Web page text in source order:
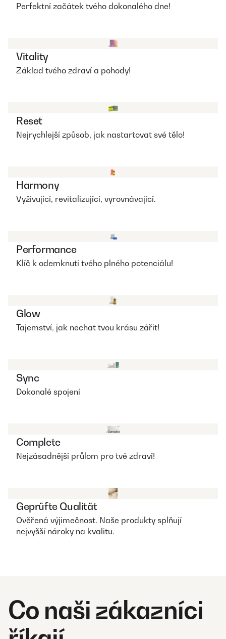
Perfektní začátek tvého dokonalého dne!
Vitality
Základ tvého zdraví a pohody!
Reset
Nejrychlejší způsob, jak nastartovat své tělo!
Harmony
Vyživující, revitalizující, vyrovnávající.
Performance
Klíč k odemknutí tvého plného potenciálu!
Glow
Tajemství, jak nechat tvou krásu zářit!
Sync
Dokonalé spojení
Complete
Nejzásadnější průlom pro tvé zdraví!
Geprüfte Qualität
Ověřená výjimečnost. Naše produkty splňují
nejvyšší nároky na kvalitu.
Co naši zákazníci